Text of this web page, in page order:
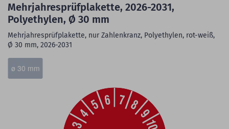
Ende
der
ø 30 mm
to
the
Mehrjahresprüfplakette, 2026-2031,
Polyethylen, Ø 30 mm
Mehrjahresprüfplakette, nur Zahlenkranz, Polyethylen, rot-weiß,
Ø 30 mm, 2026-2031